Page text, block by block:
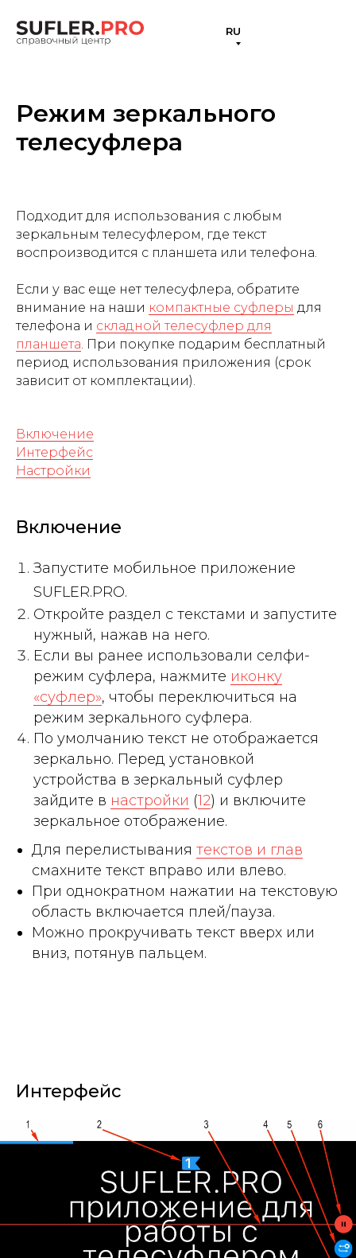
RU
Режим зеркального
телесуфлера
Подходит для использования с любым
зеркальным телесуфлером, где текст
воспроизводится с планшета или телефона.
Если у вас еще нет телесуфлера, обратите
внимание на наши компактные суфлеры для
телефона и складной телесуфлер для
планшета. При покупке подарим бесплатный
период использования приложения (срок
зависит от комплектации).
Включение
Интерфейс
Настройки
Включение
Запустите мобильное приложение
SUFLER.PRO.
Откройте раздел с текстами и запустите
нужный, нажав на него.
Если вы ранее использовали селфи-
режим суфлера, нажмите иконку
«суфлер», чтобы переключиться на
режим зеркального суфлера.
По умолчанию текст не отображается
зеркально. Перед установкой
устройства в зеркальный суфлер
зайдите в настройки (12) и включите
зеркальное отображение.
Для перелистывания текстов и глав
смахните текст вправо или влево.
При однократном нажатии на текстовую
область включается плей/пауза.
Можно прокручивать текст вверх или
вниз, потянув пальцем.
Интерфейс